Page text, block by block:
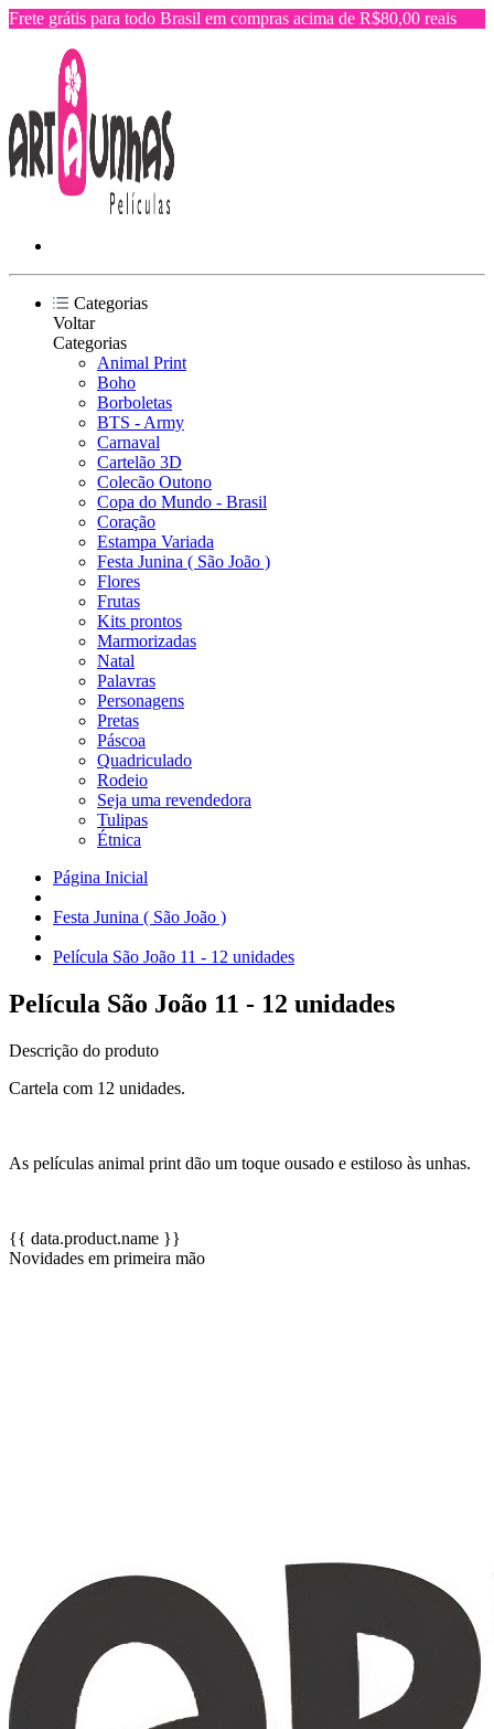
Frete grátis para todo Brasil em compras acima de R$80,00 reais
Categorias
Voltar
Categorias
Animal Print
Boho
Borboletas
BTS - Army
Carnaval
Cartelão 3D
Colecão Outono
Copa do Mundo - Brasil
Coração
Estampa Variada
Festa Junina ( São João )
Flores
Frutas
Kits prontos
Marmorizadas
Natal
Palavras
Personagens
Pretas
Páscoa
Quadriculado
Rodeio
Seja uma revendedora
Tulipas
Étnica
Página Inicial
Festa Junina ( São João )
Película São João 11 - 12 unidades
Película São João 11 - 12 unidades
Descrição do produto
Cartela com 12 unidades.
As películas animal print dão um toque ousado e estiloso às unhas.
{{ data.product.name }}
Novidades em primeira mão